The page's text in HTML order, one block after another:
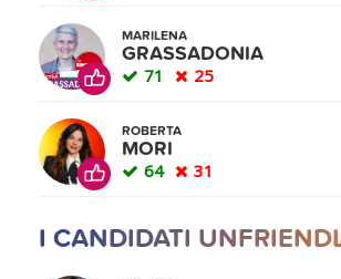
MARILENA
GRASSADONIA
71 25
ROBERTA
MORI
64 31
I CANDIDATI